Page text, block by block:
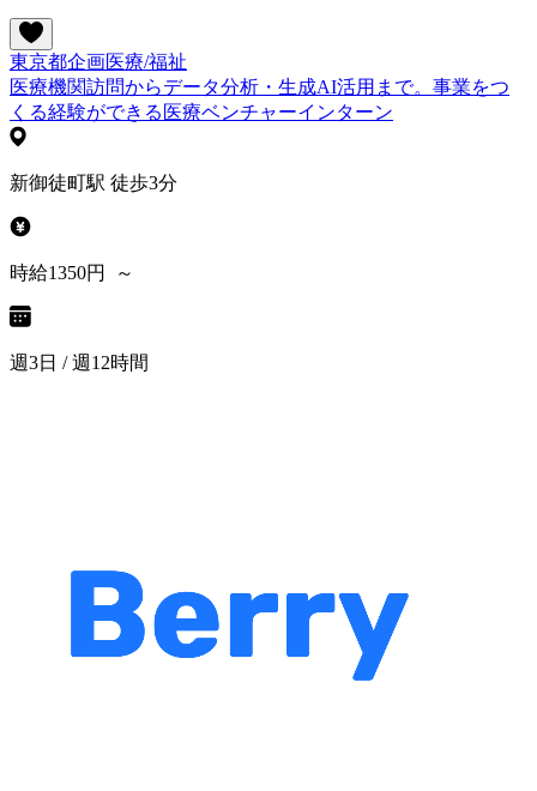
東京都企画医療/福祉
医療機関訪問からデータ分析・生成AI活用まで。事業をつ
くる経験ができる医療ベンチャーインターン
新御徒町駅 徒歩3分
時給1350円 ～
週3日 / 週12時間